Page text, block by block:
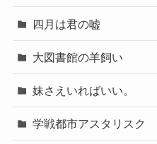
四月は君の嘘
大図書館の羊飼い
妹さえいればいい。
学戦都市アスタリスク